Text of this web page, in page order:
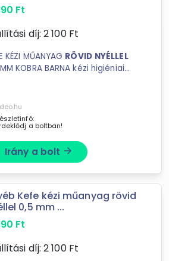
Ft
díj: 2 100Ft
KÉZI MŰANYAG RÖVID NYÉLLEL
KOBRA BARNA kézi higiéniai
tisztító kefe, mely főzési ...
a boltban!
Irány a bolt arrow_forward
Kefe kézi műanyag rövid
0,5 mm ...
Ft
díj: 2 100Ft